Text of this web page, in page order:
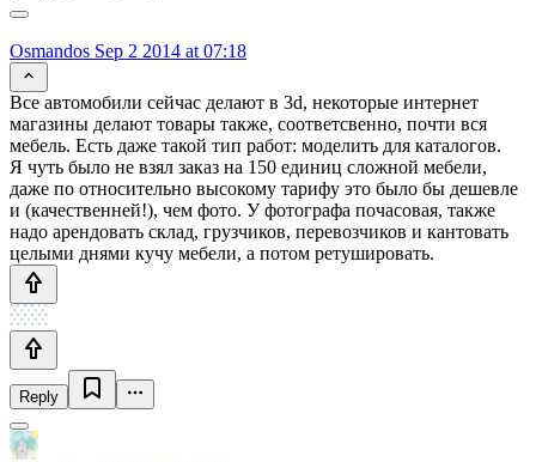
Osmandos Sep 2 2014 at 07:18
Все автомобили сейчас делают в 3d, некоторые интернет
магазины делают товары также, соответсвенно, почти вся
мебель. Есть даже такой тип работ: моделить для каталогов.
Я чуть было не взял заказ на 150 единиц сложной мебели,
даже по относительно высокому тарифу это было бы дешевле
и (качественней!), чем фото. У фотографа почасовая, также
надо арендовать склад, грузчиков, перевозчиков и кантовать
целыми днями кучу мебели, а потом ретушировать.
Reply